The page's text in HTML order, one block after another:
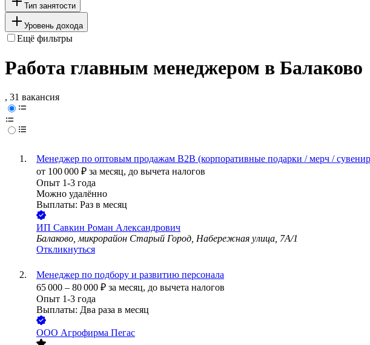
Тип занятости
Уровень дохода
Ещё фильтры
Работа главным менеджером в Балаково
, 31 вакансия
Менеджер по оптовым продажам B2B (корпоративные подарки / мерч /
от 100 000 ₽ за месяц, до вычета налогов
Опыт 1-3 года
Можно удалённо
Выплаты: Раз в месяц
ИП Савкин Роман Александрович
Балаково, микрорайон Старый Город, Набережная улица, 7А/1
Откликнуться
Менеджер по подбору и развитию персонала
65 000 – 80 000 ₽ за месяц, до вычета налогов
Опыт 1-3 года
Выплаты: Два раза в месяц
ООО Агрофирма Пегас